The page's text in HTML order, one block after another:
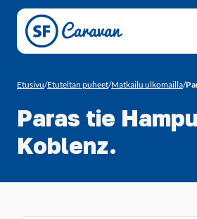
Siirry sivun sisältöön
Etusivu/Etuteltan puheet/Matkailu ulkomailla/
Paras tie
Koblenz.